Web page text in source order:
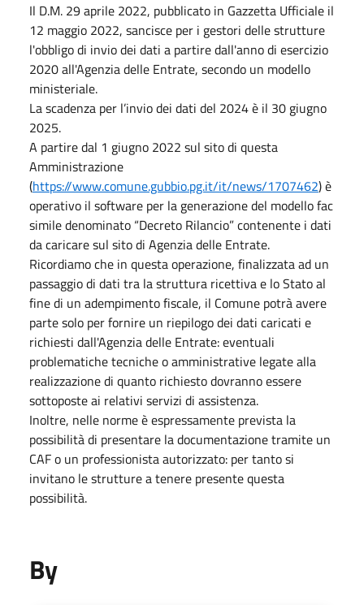
Il D.M. 29 aprile 2022, pubblicato in Gazzetta Ufficiale il
12 maggio 2022, sancisce per i gestori delle strutture
l'obbligo di invio dei dati a partire dall'anno di esercizio
2020 all'Agenzia delle Entrate, secondo un modello
ministeriale.
La scadenza per l’invio dei dati del 2024 è il 30 giugno
2025.
A partire dal 1 giugno 2022 sul sito di questa
Amministrazione
(https://www.comune.gubbio.pg.it/it/news/1707462) è
operativo il software per la generazione del modellofac
similedenominato “Decreto Rilancio” contenente i dati
da caricare sul sito di Agenzia delle Entrate.
Ricordiamo che in questa operazione, finalizzata ad un
passaggio di dati tra la struttura ricettiva e lo Stato al
fine di un adempimento fiscale, il Comune potrà avere
parte solo per fornire un riepilogo dei dati caricati e
richiesti dall'Agenzia delle Entrate: eventuali
problematiche tecniche o amministrative legate alla
realizzazione di quanto richiesto dovranno essere
sottoposte ai relativi servizi di assistenza.
Inoltre, nelle norme è espressamente prevista la
possibilità di presentare la documentazione tramite un
CAF o un professionista autorizzato: per tanto si
invitano le strutture a tenere presente questa
possibilità.
By